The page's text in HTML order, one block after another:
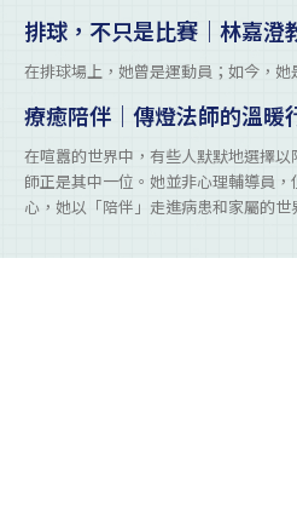
排球，不只是比賽｜林嘉澄
在排球場上，她曾是運動員；如今，她
療癒陪伴｜傳燈法師的溫暖
在喧囂的世界中，有些人默默地選擇
師正是其中一位。她並非心理輔導員
心，她以「陪伴」走進病患和家屬的世